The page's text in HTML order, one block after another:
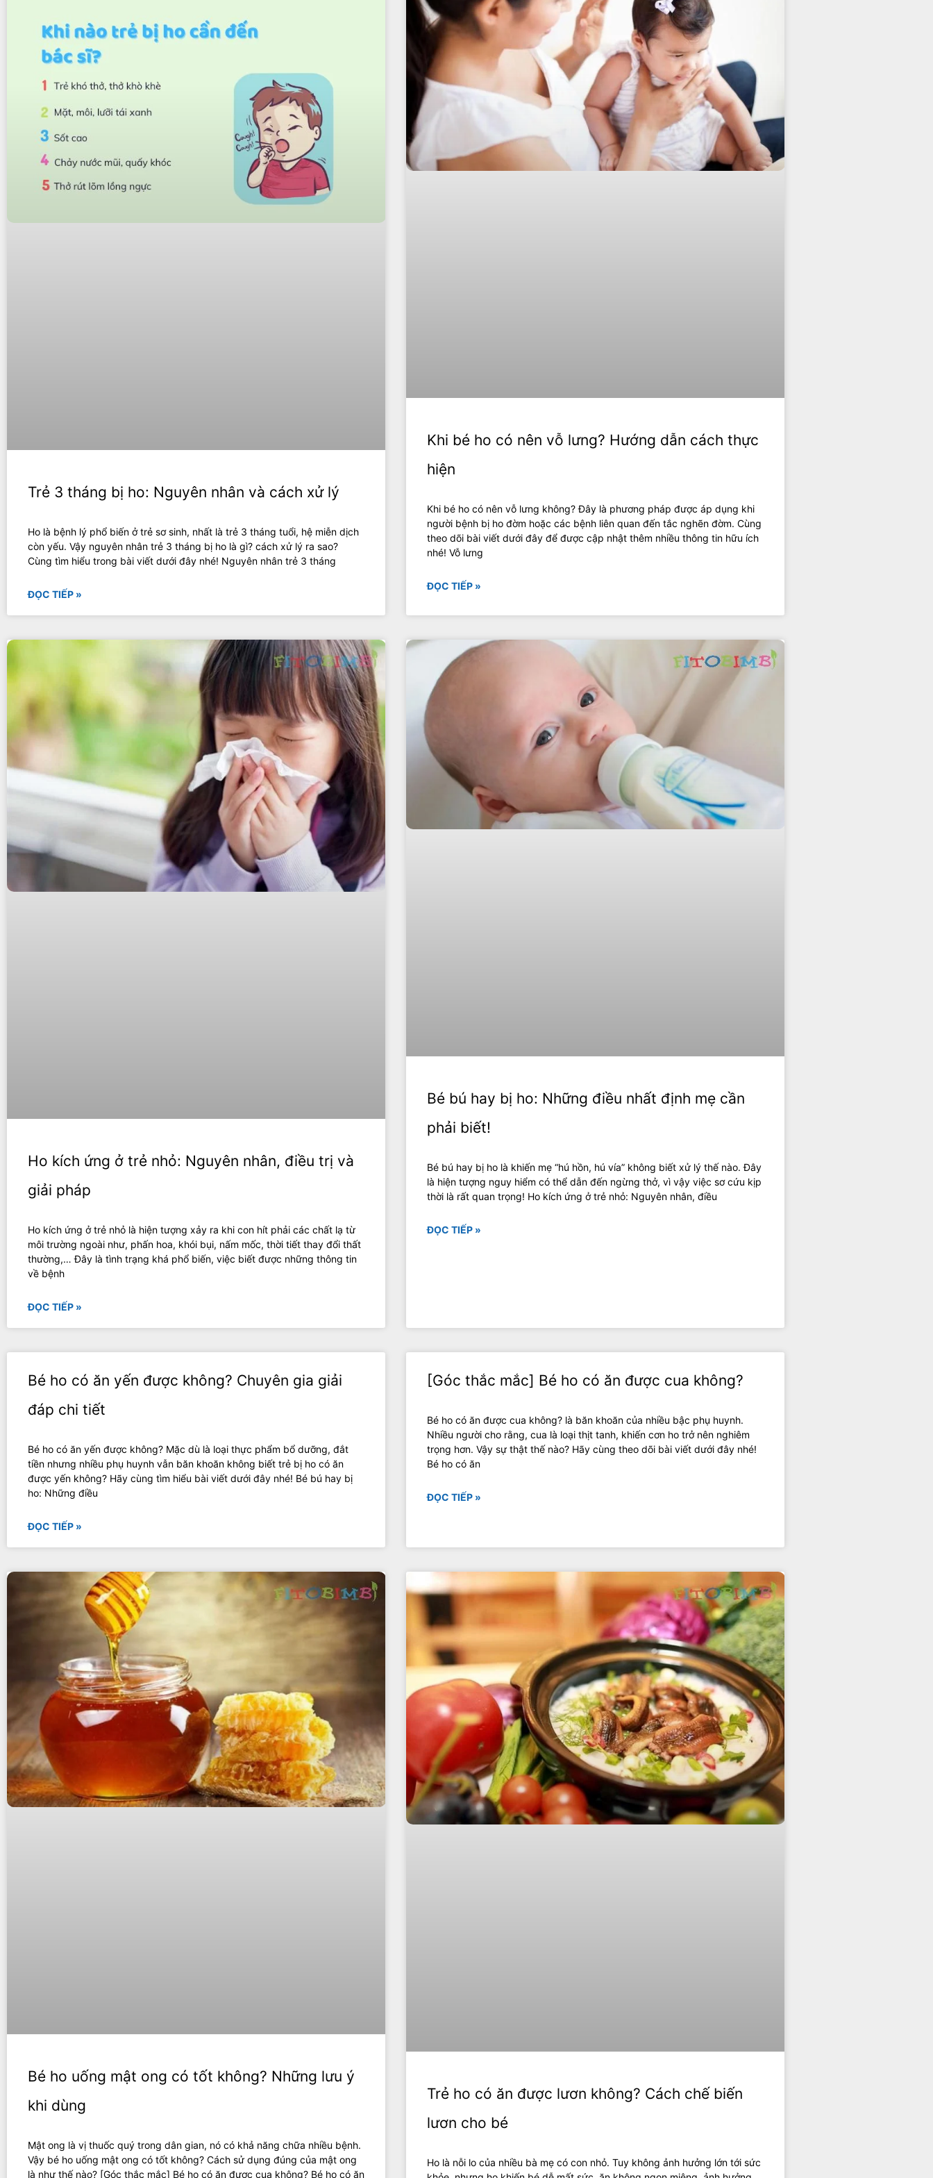
Trẻ 3 tháng bị ho: Nguyên nhân và cách xử lý
Ho là bệnh lý phổ biến ở trẻ sơ sinh, nhất là trẻ 3 tháng tuổi, hệ miễn dịch
còn yếu. Vậy nguyên nhân trẻ 3 tháng bị ho là gì? cách xử lý ra sao?
Cùng tìm hiểu trong bài viết dưới đây nhé! Nguyên nhân trẻ 3 tháng
ĐỌC TIẾP »
Khi bé ho có nên vỗ lưng? Hướng dẫn cách thực
hiện
Khi bé ho có nên vỗ lưng không? Đây là phương pháp được áp dụng khi
người bệnh bị ho đờm hoặc các bệnh liên quan đến tắc nghẽn đờm. Cùng
theo dõi bài viết dưới đây để được cập nhật thêm nhiều thông tin hữu ích
nhé! Vỗ lưng
ĐỌC TIẾP »
Ho kích ứng ở trẻ nhỏ: Nguyên nhân, điều trị và
giải pháp
Ho kích ứng ở trẻ nhỏ là hiện tượng xảy ra khi con hít phải các chất lạ từ
môi trường ngoài như, phấn hoa, khói bụi, nấm mốc, thời tiết thay đổi thất
thường,… Đây là tình trạng khá phổ biến, việc biết được những thông tin
về bệnh
ĐỌC TIẾP »
Bé bú hay bị ho: Những điều nhất định mẹ cần
phải biết!
Bé bú hay bị ho là khiến mẹ “hú hồn, hú vía” không biết xử lý thế nào. Đây
là hiện tượng nguy hiểm có thể dẫn đến ngừng thở, vì vậy việc sơ cứu kịp
thời là rất quan trọng! Ho kích ứng ở trẻ nhỏ: Nguyên nhân, điều
ĐỌC TIẾP »
Bé ho có ăn yến được không? Chuyên gia giải
đáp chi tiết
Bé ho có ăn yến được không? Mặc dù là loại thực phẩm bổ dưỡng, đắt
tiền nhưng nhiều phụ huynh vẫn băn khoăn không biết trẻ bị ho có ăn
được yến không? Hãy cùng tìm hiểu bài viết dưới đây nhé! Bé bú hay bị
ho: Những điều
ĐỌC TIẾP »
[Góc thắc mắc] Bé ho có ăn được cua không?
Bé ho có ăn được cua không? là băn khoăn của nhiều bậc phụ huynh.
Nhiều người cho rằng, cua là loại thịt tanh, khiến cơn ho trở nên nghiêm
trọng hơn. Vậy sự thật thế nào? Hãy cùng theo dõi bài viết dưới đây nhé!
Bé ho có ăn
ĐỌC TIẾP »
Bé ho uống mật ong có tốt không? Những lưu ý
khi dùng
Mật ong là vị thuốc quý trong dân gian, nó có khả năng chữa nhiều bệnh.
Vậy bé ho uống mật ong có tốt không? Cách sử dụng đúng của mật ong
là như thế nào? [Góc thắc mắc] Bé ho có ăn được cua không? Bé ho có ăn
Trẻ ho có ăn được lươn không? Cách chế biến
lươn cho bé
Ho là nỗi lo của nhiều bà mẹ có con nhỏ. Tuy không ảnh hưởng lớn tới sức